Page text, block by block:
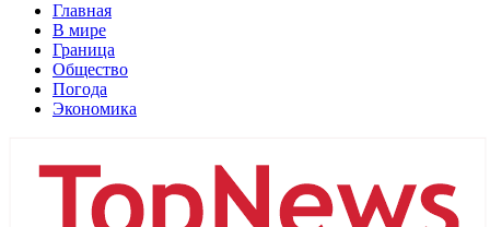
Главная
В мире
Граница
Общество
Погода
Экономика